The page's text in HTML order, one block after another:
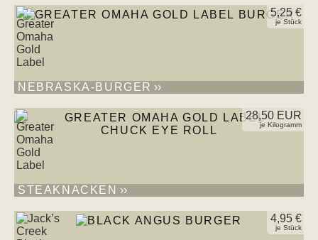
5,25 €
je Stück
NEBRASKA-BURGER
28,50 EUR
je Kilogramm
STEAKNACKEN
4,95 €
je Stück